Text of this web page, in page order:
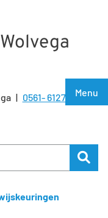
Menu
Tel:
0561- 612722